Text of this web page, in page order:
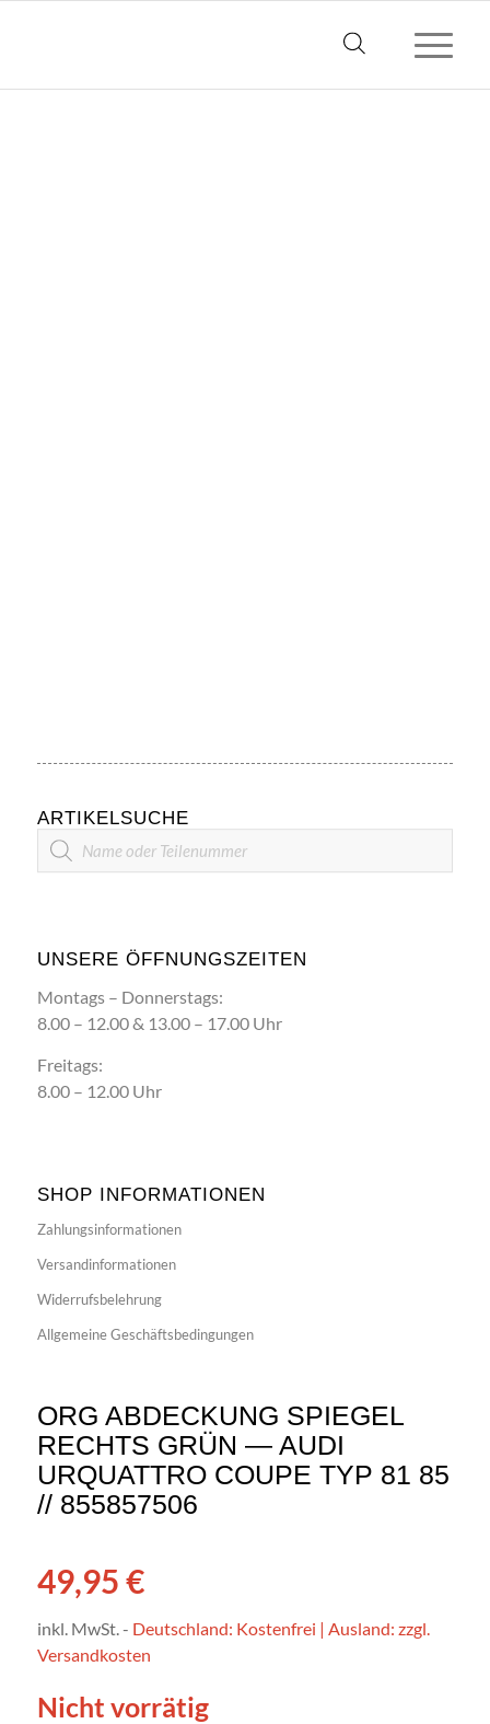
ARTIKELSUCHE
Artikelsuche
UNSERE ÖFFNUNGSZEITEN
Montags – Donnerstags:
8.00 – 12.00 & 13.00 – 17.00 Uhr
Freitags:
8.00 – 12.00 Uhr
SHOP INFORMATIONEN
Zahlungsinformationen
Versandinformationen
Widerrufsbelehrung
Allgemeine Geschäftsbedingungen
ORG ABDECKUNG SPIEGEL
RECHTS GRÜN — AUDI
URQUATTRO COUPE TYP 81 85
// 855857506
49,95€
inkl. MwSt. - Deutschland: Kostenfrei | Ausland: zzgl.
Versandkosten
Nicht vorrätig